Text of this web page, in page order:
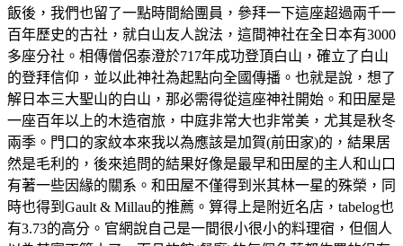
飯後，我們也留了一點時間給團員，參拜一下這座超過兩千一
百年歷史的古社，就白山友人說法，這間神社在全日本有3000
多座分社。相傳僧侶泰澄於717年成功登頂白山，確立了白山
的登拜信仰，並以此神社為起點向全國傳播。也就是說，想了
解日本三大聖山的白山，那必需得從這座神社開始。和田屋是
一座百年以上的木造宿旅，中庭非常大也非常美，尤其是秋冬
兩季。門口的家紋本來我以為應該是加賀(前田家)的，結果居
然是毛利的，後來追問的結果好像是最早和田屋的主人和山口
有著一些因緣的關系。和田屋不僅得到米其林一星的殊榮，同
時也得到Gault & Millau的推薦。算得上是附近名店，tabelog也
有3.73的高分。官網說自己是一間很小很小的料理宿，但個人